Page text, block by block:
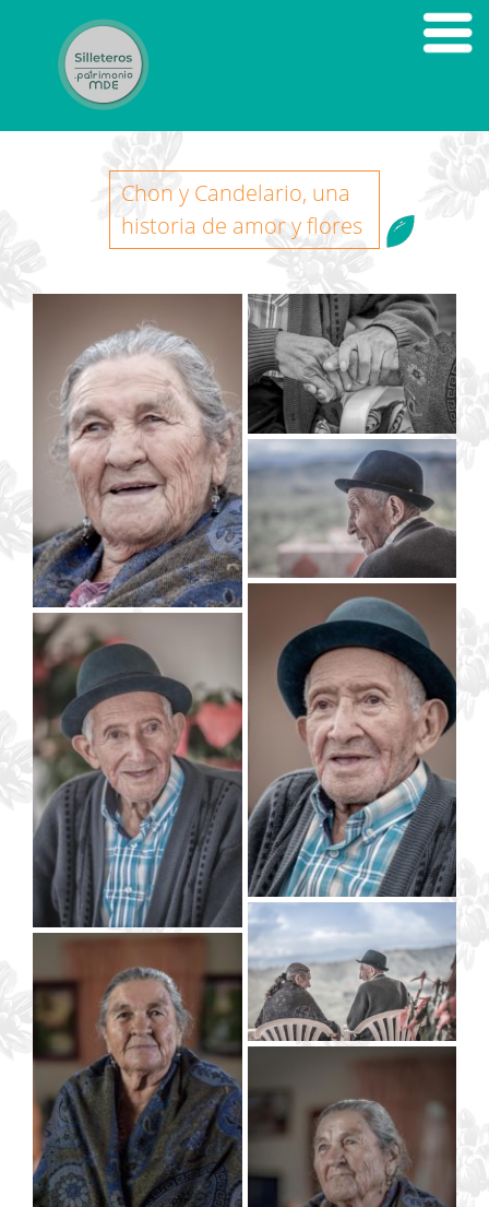
Chon y Candelario, una
historia de amor y flores